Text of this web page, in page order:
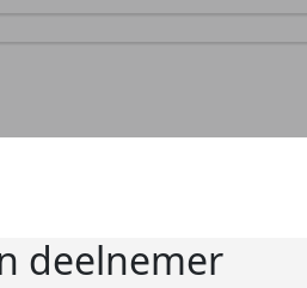
deelnemer